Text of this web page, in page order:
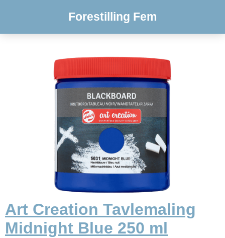
Forestilling Fem
Art Creation Tavlemaling
Midnight Blue 250 ml